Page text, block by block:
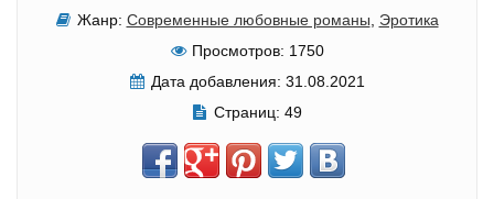
Жанр: Современные любовные романы
Эротика
Просмотров: 1750
Дата добавления: 31.08.2021
Страниц: 49